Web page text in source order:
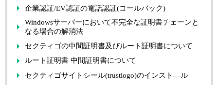
企業認証/EV認証の電話認証(コールバック)
Windowsサーバーにおいて不完全な証明書チェーンと
なる場合の解消法
セクティゴの中間証明書及びルート証明書について
ルート証明書 中間証明書について
セクティゴサイトシール(trustlogo)のインスト―ル